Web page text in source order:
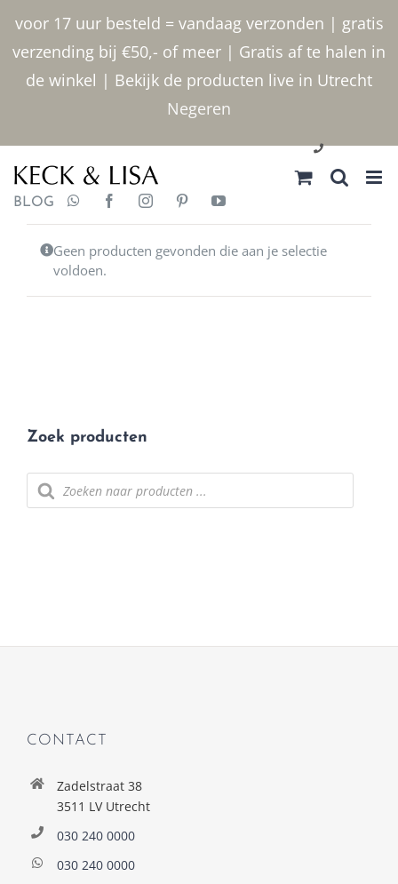
voor 17 uur besteld = vandaag verzonden | gratis
verzending bij €50,- of meer | Gratis af te halen in
de winkel | Bekijk de producten live in Utrecht
Negeren
inhoud
030 2400000
BLOG
Geen producten gevonden die aan je selectie
voldoen.
Zoek producten
Producten
zoeken
CONTACT
Zadelstraat 38
3511 LV Utrecht
030 240 0000
030 240 0000